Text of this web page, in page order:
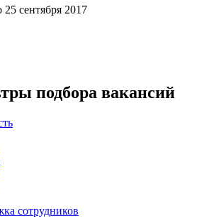
25 сентября 2017
подбора вакансий
сотрудников